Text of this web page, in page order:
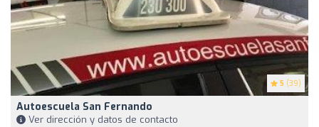
5 (39)
Autoescuela San Fernando
Ver dirección y datos de contacto